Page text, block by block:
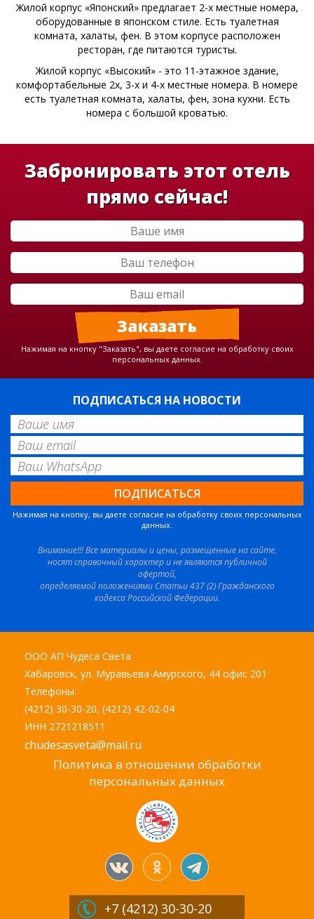
Жилой корпус «Японский» предлагает 2-х местные номера,
оборудованные в японском стиле. Есть туалетная
комната, халаты, фен. В этом корпусе расположен
ресторан, где питаются туристы.
Жилой корпус «Высокий» - это 11-этажное здание,
комфортабельные 2х, 3-х и 4-х местные номера. В номере
есть туалетная комната, халаты, фен, зона кухни. Есть
номера с большой кроватью.
Забронировать этот отель
прямо сейчас!
Нажимая на кнопку "Заказать", вы даете согласие на обработку своих
персональных данных.
ПОДПИСАТЬСЯ НА НОВОСТИ
Нажимая на кнопку, вы даете согласие на обработку своих персональных
данных.
Внимание!!! Все материалы и цены, размещенные на сайте,
носят справочный характер и не являются публичной
офертой,
определяемой положениями Статьи 437 (2) Гражданского
кодекса Российской Федерации.
ООО АП Чудеса Света
Хабаровск, ул. Муравьева-Амурского, 44 офис 201
Телефоны:
(4212) 30-30-20, (4212) 42-02-04
ИНН 2721218511
chudesasveta@mail.ru
Политика в отношении обработки
персональных данных
+7 (4212) 30-30-20